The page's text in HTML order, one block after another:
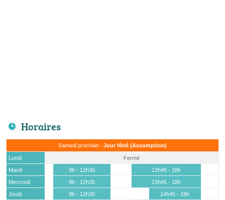
Horaires
Samedi prochain : Jour férié (Assomption)
Lundi
Fermé
Mardi
9h - 12h30
13h45 - 18h
Mercredi
9h - 12h30
13h45 - 18h
Jeudi
9h - 12h30
14h45 - 18h